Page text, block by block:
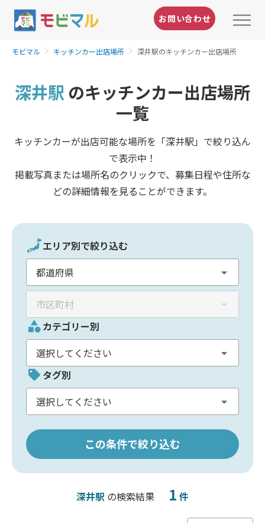
お問い合わせ
モビマル キッチンカー出店場所 深井駅のキッチンカー出店場所
深井駅 のキッチンカー出店場所
一覧
キッチンカーが出店可能な場所を「深井駅」で絞り込ん
で表示中！
掲載写真または場所名のクリックで、募集日程や住所な
どの詳細情報を見ることができます。
エリア別で絞り込む
カテゴリー別
タグ別
この条件で絞り込む
深井駅 の検索結果 1 件